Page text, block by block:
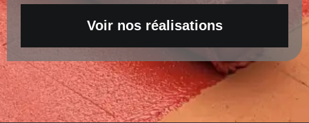
Voir nos réalisations